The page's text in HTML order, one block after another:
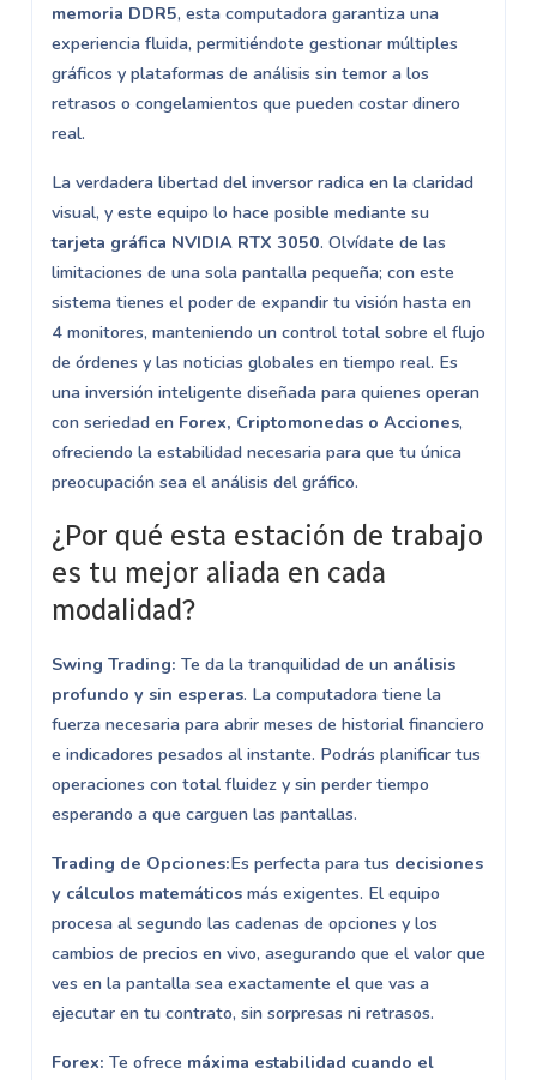
memoria DDR5, esta computadora garantiza una
experiencia fluida, permitiéndote gestionar múltiples
gráficos y plataformas de análisis sin temor a los
retrasos o congelamientos que pueden costar dinero
real.
La verdadera libertad del inversor radica en la claridad
visual, y este equipo lo hace posible mediante su
tarjeta gráfica NVIDIA RTX 3050. Olvídate de las
limitaciones de una sola pantalla pequeña; con este
sistema tienes el poder de expandir tu visión hasta en
4 monitores, manteniendo un control total sobre el flujo
de órdenes y las noticias globales en tiempo real. Es
una inversión inteligente diseñada para quienes operan
con seriedad en Forex, Criptomonedas o Acciones,
ofreciendo la estabilidad necesaria para que tu única
preocupación sea el análisis del gráfico.
¿Por qué esta estación de trabajo
es tu mejor aliada en cada
modalidad?
Swing Trading: Te da la tranquilidad de un análisis
profundo y sin esperas. La computadora tiene la
fuerza necesaria para abrir meses de historial financiero
e indicadores pesados al instante. Podrás planificar tus
operaciones con total fluidez y sin perder tiempo
esperando a que carguen las pantallas.
Trading de Opciones:Es perfecta para tus decisiones
y cálculos matemáticosmás exigentes. El equipo
procesa al segundo las cadenas de opciones y los
cambios de precios en vivo, asegurando que el valor que
ves en la pantalla sea exactamente el que vas a
ejecutar en tu contrato, sin sorpresas ni retrasos.
Forex: Te ofrece máxima estabilidad cuando el